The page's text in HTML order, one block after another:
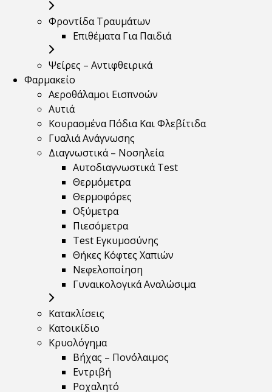
Φροντίδα Τραυμάτων
Επιθέματα Για Παιδιά
Ψείρες – Αντιφθειρικά
Φαρμακείο
Αεροθάλαμοι Εισπνοών
Αυτιά
Κουρασμένα Πόδια Και Φλεβίτιδα
Γυαλιά Ανάγνωσης
Διαγνωστικά – Νοσηλεία
Αυτοδιαγνωστικά Test
Θερμόμετρα
Θερμοφόρες
Οξύμετρα
Πιεσόμετρα
Test Εγκυμοσύνης
Θήκες Κόφτες Χαπιών
Νεφελοποίηση
Γυναικολογικά Αναλώσιμα
Κατακλίσεις
Κατοικίδιο
Κρυολόγημα
Βήχας – Πονόλαιμος
Εντριβή
Ροχαλητό